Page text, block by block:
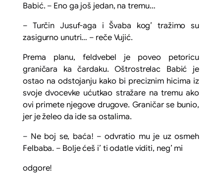
Babić. – Eno ga još jedan, na tremu…
– Turčin Jusuf-aga i Švaba kog’ tražimo su
zasigurno unutri… – reče Vujić.
Prema planu, feldvebel je poveo petoricu
graničara ka čardaku. Oštrostrelac Babić je
ostao na odstojanju kako bi preciznim hicima iz
svoje dvocevke ućutkao stražare na tremu ako
ovi primete njegove drugove. Graničar se bunio,
jer je želeo da ide sa ostalima.
– Ne boj se, baća! – odvratio mu je uz osmeh
Felbaba. – Bolje ćeš i’ ti odatle viditi, neg’ mi
odgore!